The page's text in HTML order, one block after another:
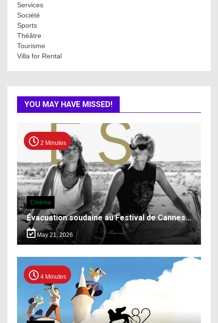
Services
Société
Sports
Théâtre
Tourisme
Villa for Rental
YOU MAY HAVE MISSED!
2 Minutes
Cinéma
Évacuation soudaine au Festival de Cannes…
May 21, 2026
4 Minutes